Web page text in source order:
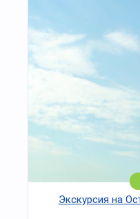
Экскурсия на